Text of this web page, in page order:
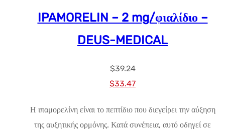
IPAMORELIN – 2 mg/φιαλίδιο –
DEUS-MEDICAL
$39.24
Αρχική
$39.24.
$33.47Η
τιμή
είναι:
Η ιπαμορελίνη είναι το πεπτίδιο που διεγείρει την αύξηση
της αυξητικής ορμόνης. Κατά συνέπεια, αυτό οδηγεί σε